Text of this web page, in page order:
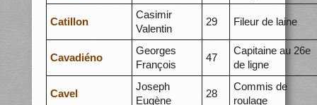
Catillon
Casimir
Valentin
29 Fileur de laine
Cavadiéno
Georges
François
47
Capitaine au 26e
de ligne
Cavel
Joseph
Eugène
28
Commis de
roulage